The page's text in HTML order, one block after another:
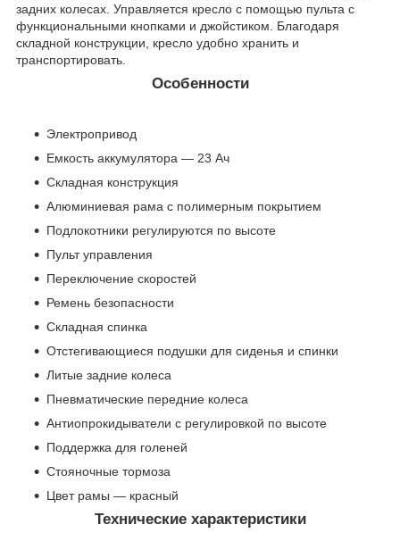
задних колесах. Управляется кресло с помощью пульта с
функциональными кнопками и джойстиком. Благодаря
складной конструкции, кресло удобно хранить и
транспортировать.
Особенности
Электропривод
Емкость аккумулятора — 23 Ач
Складная конструкция
Алюминиевая рама с полимерным покрытием
Подлокотники регулируются по высоте
Пульт управления
Переключение скоростей
Ремень безопасности
Складная спинка
Отстегивающиеся подушки для сиденья и спинки
Литые задние колеса
Пневматические передние колеса
Антиопрокидыватели с регулировкой по высоте
Поддержка для голеней
Стояночные тормоза
Цвет рамы — красный
Технические характеристики